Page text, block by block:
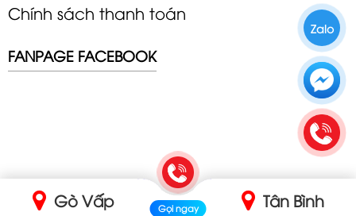
Chính sách thanh toán
FANPAGE FACEBOOK
Zalo
Gò Vấp Gọi ngay Tân Bình